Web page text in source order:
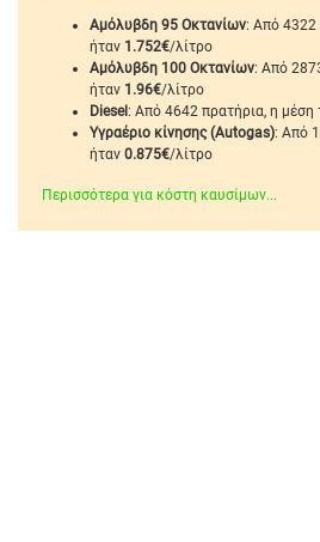
Αμόλυβδη 95 Οκτανίων: Από 4322
ήταν 1.752€/λίτρο
Αμόλυβδη 100 Οκτανίων: Από
ήταν 1.96€/λίτρο
Diesel: Από 4642 πρατήρια, η μέση
Υγραέριο κίνησης (Autogas): Από
ήταν 0.875€/λίτρο
Περισσότερα για κόστη καυσίμων...